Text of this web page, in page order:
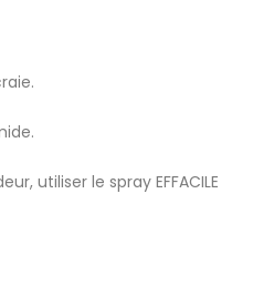
utiliser le spray EFFACILE